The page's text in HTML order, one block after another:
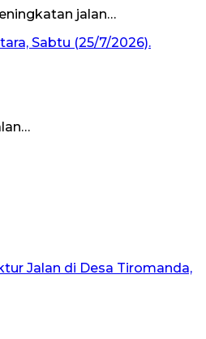
jalan…